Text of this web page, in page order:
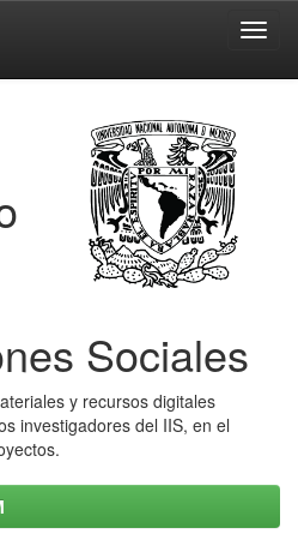
Sociales
y recursos digitales
investigadores del IIS, en el